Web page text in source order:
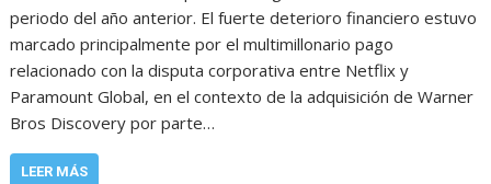
periodo del año anterior. El fuerte deterioro financiero estuvo
marcado principalmente por el multimillonario pago
relacionado con la disputa corporativa entre Netflix y
Paramount Global, en el contexto de la adquisición de Warner
Bros Discovery por parte…
LEER MÁS